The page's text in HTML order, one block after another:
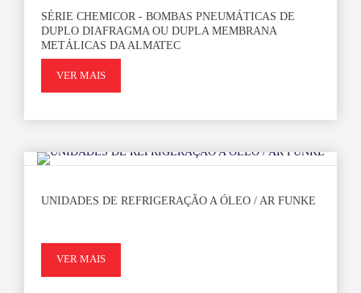
SÉRIE CHEMICOR - BOMBAS PNEUMÁTICAS DE
DUPLO DIAFRAGMA OU DUPLA MEMBRANA
METÁLICAS DA ALMATEC
VER MAIS
UNIDADES DE REFRIGERAÇÃO A ÓLEO / AR FUNKE
VER MAIS